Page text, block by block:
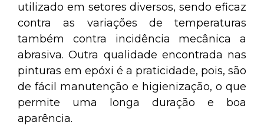
utilizado em setores diversos, sendo eficaz
contra as variações de temperaturas
também contra incidência mecânica a
abrasiva. Outra qualidade encontrada nas
pinturas em epóxi é a praticidade, pois, são
de fácil manutenção e higienização, o que
permite uma longa duração e boa
aparência.